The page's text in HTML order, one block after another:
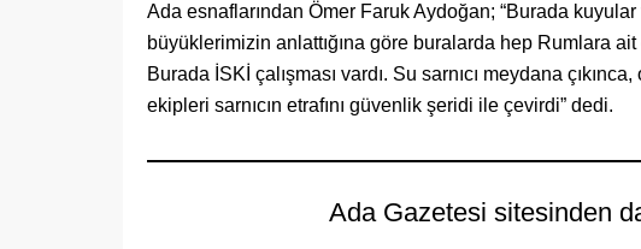
Ada esnaflarından Ömer Faruk Aydoğan; “Burada
büyüklerimizin anlattığına göre buralarda hep Rumlara
Burada İSKİ çalışması vardı. Su sarnıcı meydana
ekipleri sarnıcın etrafını güvenlik şeridi ile çevirdi” dedi.
Ada Gazetesi sitesinden